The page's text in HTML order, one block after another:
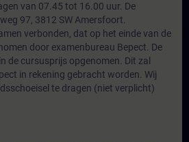
van 07.45 tot 16.00 uur. De
97, 3812 SW Amersfoort.
verbonden, dat op het einde van de
door examenbureau Bepect. De
de cursusprijs opgenomen. Dit zal
in rekening gebracht worden. Wij
te dragen (niet verplicht)